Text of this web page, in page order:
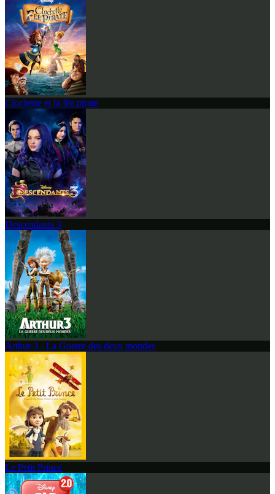
Clochette et la fée pirate
Descendants 3
Arthur 3 - La Guerre des deux mondes
Le Petit Prince